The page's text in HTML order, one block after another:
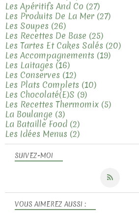
SUIVEZ-MOI
VOUS AIMEREZ AUSSI :
Les Apéritifs And Co (27)
Les Produits De La Mer (27)
Les Soupes (26)
Les Recettes De Base (25)
Les Tartes Et Cakes Salés (20)
Les Accompagnements (19)
Les Laitages (16)
Les Conserves (12)
Les Plats Complets (10)
Les Chocolaté(e)s (9)
Les Recettes Thermomix (5)
La Boulange (3)
La Bataille Food (2)
Les Idées Menus (2)